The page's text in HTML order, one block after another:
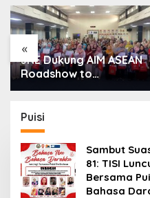
«
JNE Dukung AIM ASEAN
Roadshow to
UMKM melalui
Pemanfaatan
Teknologi AI
Puisi
Sambut
81: TISI
Bersama
Bahasa